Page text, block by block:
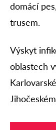
domácí
trusem.
Výskyt
oblastech